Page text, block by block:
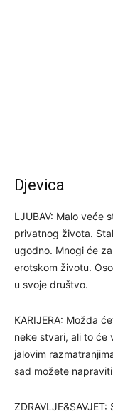
Djevica
LJUBAV: Malo veće
privatnog života.
ugodno. Mnogi će
erotskom životu.
u svoje društvo.
KARIJERA: Možda
neke stvari, ali to će
jalovim
sad možete